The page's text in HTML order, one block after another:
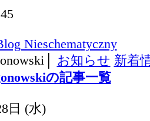
Nieschematyczny
お知らせ 新着
の記事一覧
日 (水)